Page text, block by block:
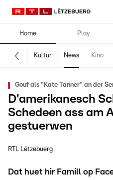
Home Play
Kultur News Kino
Gouf als "Kate Tanner" an der
D'amerikanesch
Schedeen ass am
gestuerwen
RTL Lëtzebuerg
Dat huet hir Famill op